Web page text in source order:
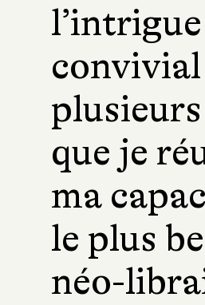
que je
ma
le plus
néo-